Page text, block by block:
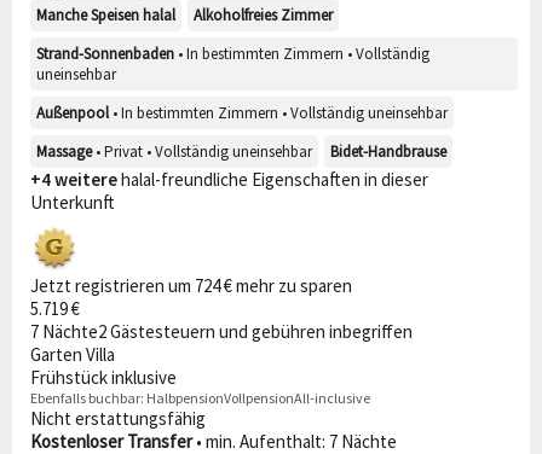
Manche Speisen halal
Alkoholfreies Zimmer
Strand-Sonnenbaden • In bestimmten Zimmern • Vollständig
uneinsehbar
Außenpool• In bestimmten Zimmern • Vollständig uneinsehbar
Massage• Privat • Vollständig uneinsehbar Bidet-Handbrause
+4 weiterehalal-freundliche Eigenschaften in dieser
Unterkunft
Jetzt registrieren um 724 € mehr zu sparen
5.719 €
7 Nächte2 Gästesteuern und gebühren inbegriffen
Garten Villa
Frühstück inklusive
Ebenfalls buchbar: HalbpensionVollpensionAll-inclusive
Nicht erstattungsfähig
Kostenloser Transfer• min. Aufenthalt: 7 Nächte